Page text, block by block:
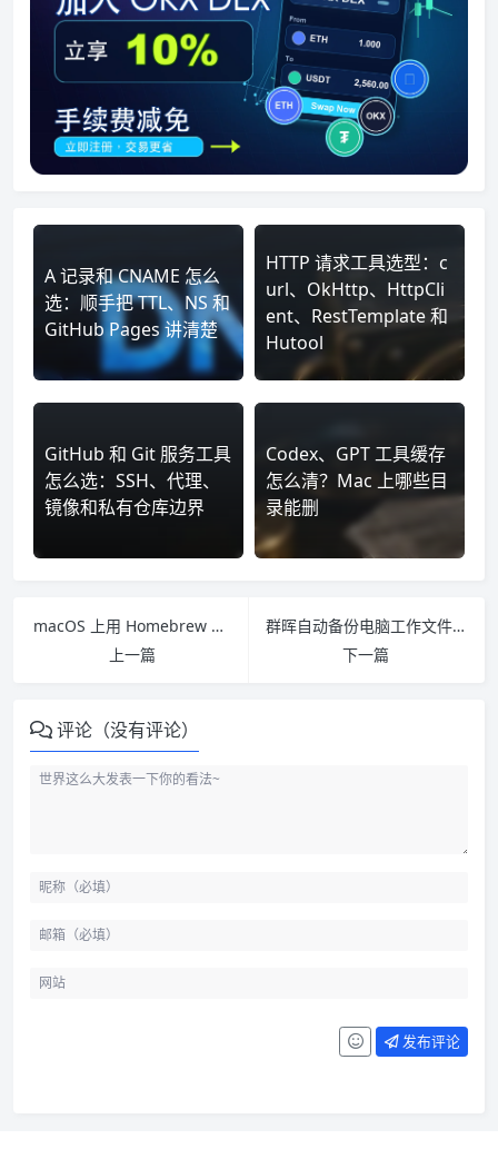
A 记录和 CNAME 怎么
选：顺手把 TTL、NS 和
GitHub Pages 讲清楚
HTTP 请求工具选型：c
url、OkHttp、HttpCli
ent、RestTemplate 和
Hutool
GitHub 和 Git 服务工具
怎么选：SSH、代理、
镜像和私有仓库边界
Codex、GPT 工具缓存
怎么清？Mac 上哪些目
录能删
macOS 上用 Homebrew 安装 yt-dlp 的最小步骤
上一篇
群晖自动备份电脑工作文件，先把这几点想清楚
下一篇
评论（没有评论）
发布评论